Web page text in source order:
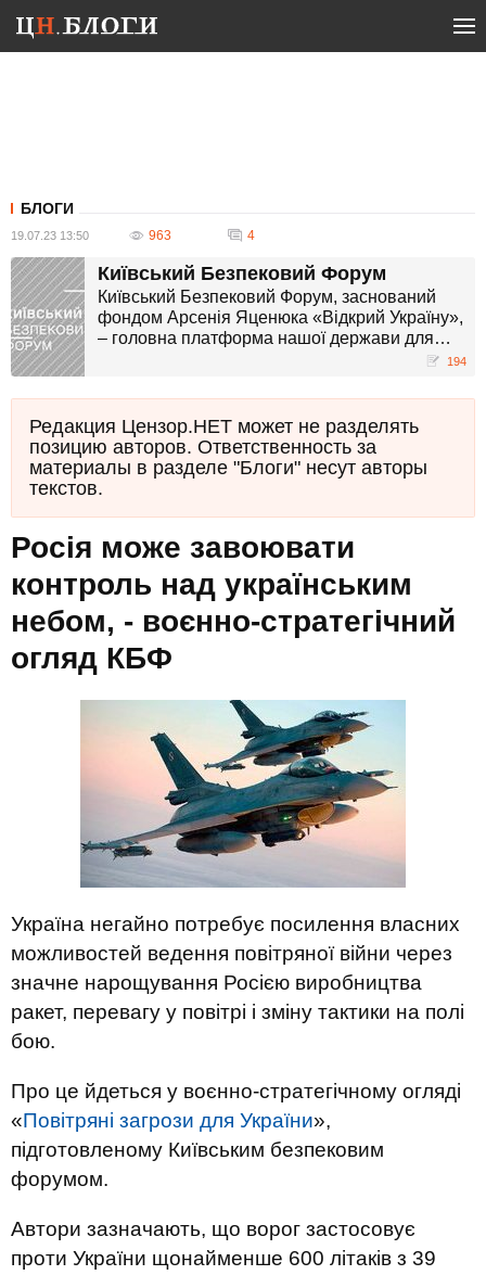
БЛОГИ
19.07.23 13:50 963 4
Київський Безпековий Форум
Київський Безпековий Форум, заснований
фондом Арсенія Яценюка «Відкрий Україну»,
– головна платформа нашої держави для
194
Редакция Цензор.НЕТ может не разделять
позицию авторов. Ответственность за
материалы в разделе "Блоги" несут авторы
текстов.
Росія може завоювати
контроль над українським
небом, - воєнно-стратегічний
огляд КБФ
Україна негайно потребує посилення власних
можливостей ведення повітряної війни через
значне нарощування Росією виробництва
ракет, перевагу у повітрі і зміну тактики на полі
бою.
Про це йдеться у воєнно-стратегічному огляді
«Повітряні загрози для України»,
підготовленому Київським безпековим
форумом.
Автори зазначають, що ворог застосовує
проти України щонайменше 600 літаків з 39